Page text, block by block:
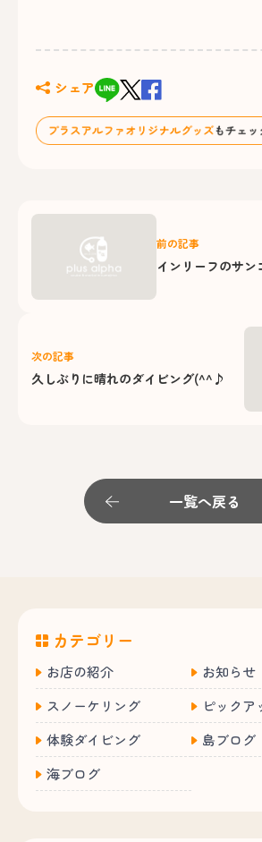
シェア
前の記事
インリーフのサン
次の記事
久しぶりに晴れのダイビング(^^♪
一覧へ戻る
カテゴリー
お店の紹介
お知らせ
スノーケリング
ピックア
体験ダイビング
島ブログ
海ブログ